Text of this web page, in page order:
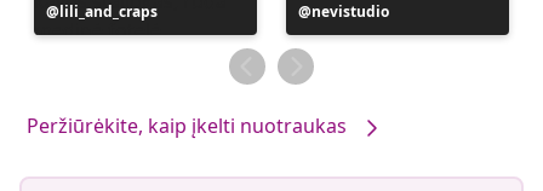
Įrašą
paskelbė
lili_and_craps
Įrašą
paskelbė
nevistudio
Peržiūrėkite, kaip įkelti nuotraukas